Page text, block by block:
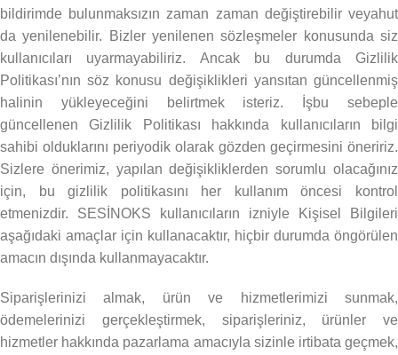
bildirimde bulunmaksızın zaman zaman değiştirebilir veyahut
da yenilenebilir. Bizler yenilenen sözleşmeler konusunda siz
kullanıcıları uyarmayabiliriz. Ancak bu durumda Gizlilik
Politikası’nın söz konusu değişiklikleri yansıtan güncellenmiş
halinin yükleyeceğini belirtmek isteriz. İşbu sebeple
güncellenen Gizlilik Politikası hakkında kullanıcıların bilgi
sahibi olduklarını periyodik olarak gözden geçirmesini öneririz.
Sizlere önerimiz, yapılan değişikliklerden sorumlu olacağınız
için, bu gizlilik politikasını her kullanım öncesi kontrol
etmenizdir. SESİNOKS kullanıcıların izniyle Kişisel Bilgileri
aşağıdaki amaçlar için kullanacaktır, hiçbir durumda öngörülen
amacın dışında kullanmayacaktır.
Siparişlerinizi almak, ürün ve hizmetlerimizi sunmak,
ödemelerinizi gerçekleştirmek, siparişleriniz, ürünler ve
hizmetler hakkında pazarlama amacıyla sizinle irtibata geçmek,